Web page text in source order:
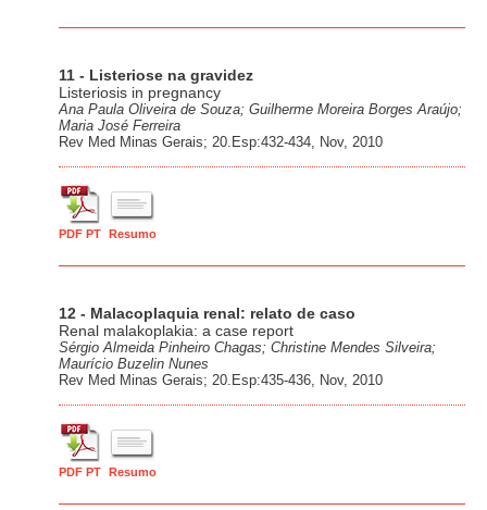
11 - Listeriose na gravidez
Listeriosis in pregnancy
Ana Paula Oliveira de Souza; Guilherme Moreira Borges Araújo;
Maria José Ferreira
Rev Med Minas Gerais; 20.Esp:432-434, Nov, 2010
PDF PT Resumo
12 - Malacoplaquia renal: relato de caso
Renal malakoplakia: a case report
Sérgio Almeida Pinheiro Chagas; Christine Mendes Silveira;
Maurício Buzelin Nunes
Rev Med Minas Gerais; 20.Esp:435-436, Nov, 2010
PDF PT Resumo